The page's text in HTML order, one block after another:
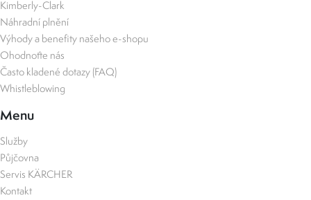
Kimberly-Clark
Náhradní plnění
Výhody a benefity našeho e-shopu
Ohodnoťte nás
Často kladené dotazy (FAQ)
Whistleblowing
Menu
Služby
Půjčovna
Servis KÄRCHER
Kontakt